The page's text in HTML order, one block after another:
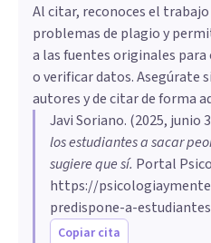
Al citar, reconoces el
problemas de plagio y
a las fuentes originales
o verificar datos. Asegúrate
autores y de citar de forma
Javi Soriano. (2025, junio 3
los estudiantes a sacar
sugiere que sí. Portal
https://
predispone-a-
Copiar cita